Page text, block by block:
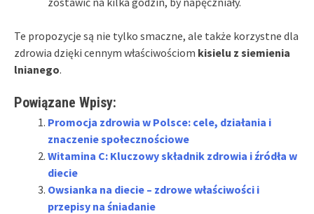
Te propozycje są nie tylko smaczne, ale także korzystne dla
zdrowia dzięki cennym właściwościom kisielu z siemienia
lnianego.
Powiązane Wpisy:
Promocja zdrowia w Polsce: cele, działania i
znaczenie społecznościowe
Witamina C: Kluczowy składnik zdrowia i źródła w
diecie
Owsianka na diecie – zdrowe właściwości i
przepisy na śniadanie